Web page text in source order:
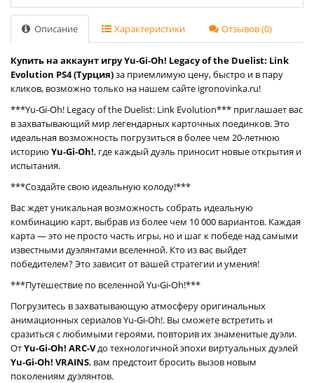
Описание Характеристики Отзывов (0)
Купить на аккаунт игру Yu-Gi-Oh! Legacy of the Duelist: Link
Evolution PS4 (Турция)за приемлимую цену, быстро и в пару
кликов, возможно только на нашем сайте igronovinka.ru!
***Yu-Gi-Oh! Legacy of the Duelist: Link Evolution*** приглашает вас
в захватывающий мир легендарных карточных поединков. Это
идеальная возможность погрузиться в более чем 20-летнюю
историю Yu-Gi-Oh!, где каждый дуэль приносит новые открытия и
испытания.
***Создайте свою идеальную колоду!***
Вас ждет уникальная возможность собрать идеальную
комбинацию карт, выбрав из более чем 10 000 вариантов. Каждая
карта — это не просто часть игры, но и шаг к победе над самыми
известными дуэлянтами вселенной. Кто из вас выйдет
победителем? Это зависит от вашей стратегии и умения!
***Путешествие по вселенной Yu-Gi-Oh!***
Погрузитесь в захватывающую атмосферу оригинальных
анимационных сериалов Yu-Gi-Oh!. Вы сможете встретить и
сразиться с любимыми героями, повторив их знаменитые дуэли.
ОтYu-Gi-Oh! ARC-Vдо технологичной эпохи виртуальных дуэлей
Yu-Gi-Oh! VRAINS, вам предстоит бросить вызов новым
поколениям дуэлянтов.